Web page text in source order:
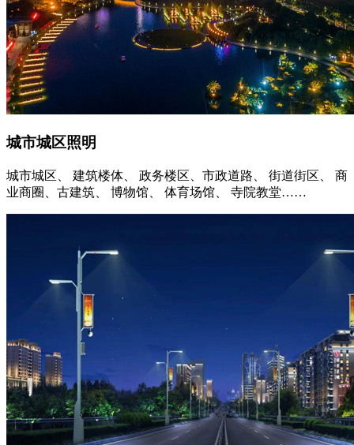
城市城区照明
城市城区、 建筑楼体、 政务楼区、市政道路、 街道街区、 商
业商圈、古建筑、 博物馆、 体育场馆、 寺院教堂……